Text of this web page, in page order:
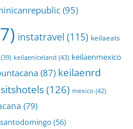
(95)
instatravel (115) keilaeats
(39) keilaeniceland (43) keilaenmexico
(87) keilaenrd
(126) mexico (42)
(79)
santodomingo (56)